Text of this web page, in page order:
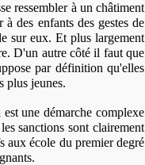
ressembler à un châtiment
des enfants des gestes de
sur eux. Et plus largement
D'un autre côté il faut que
par définition qu'elles
plus jeunes.
une démarche complexe
sanctions sont clairement
aux école du premier degré